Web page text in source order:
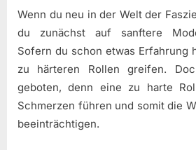
Wenn du neu in der Welt der
du zunächst auf sanftere
Sofern du schon etwas Erfahrung
zu härteren Rollen greifen.
geboten, denn eine zu harte
Schmerzen führen und somit die
beeinträchtigen.